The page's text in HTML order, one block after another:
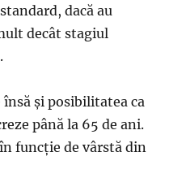
dacă au
decât stagiul
și posibilitatea ca
până la 65 de ani.
funcție de vârstă din